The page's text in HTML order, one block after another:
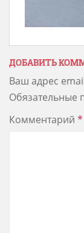
ДОБАВИТЬ
Ваш адрес
Обязательные
Комментарий *